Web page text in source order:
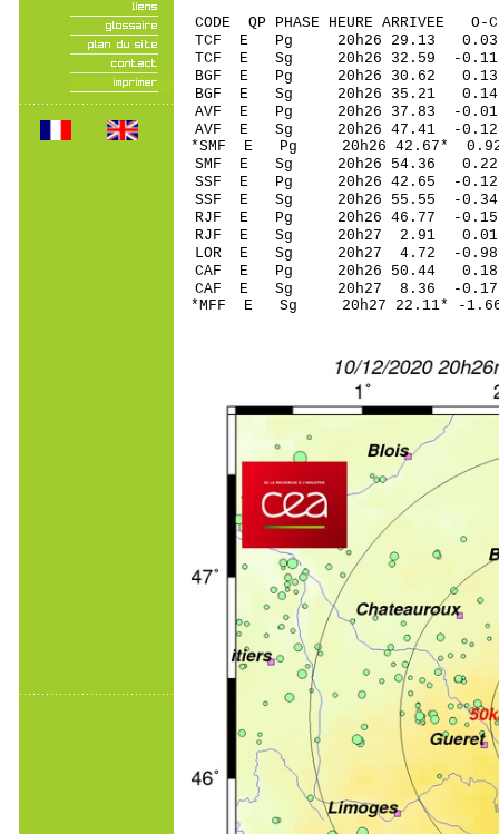
CODE QP PHASE HEURE
TCF E Pg 20h26
TCF E Sg 20h26 32.59 -
BGF E Pg 20h26
BGF E Sg 20h26 35.21
AVF E Pg 20h26
AVF E Sg 20h26 47.41
*SMF E Pg 20h26
SMF E Sg 20h26 54.36
SSF E Pg 20h26
SSF E Sg 20h26 55.55 -
RJF E Pg 20h26
RJF E Sg 20h27 2.91
LOR E Sg 20h27 4.72 -
CAF E Pg 20h26
CAF E Sg 20h27 8.36 -
*MFF E Sg 20h27 22.11*